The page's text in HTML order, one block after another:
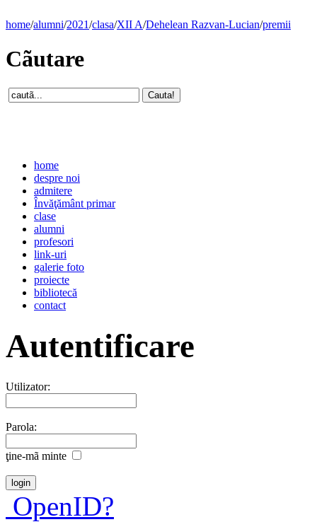
home/alumni/2021/clasa/XII A/Dehelean Razvan-Lucian/premii
Cãutare
home
despre noi
admitere
Învăţământ primar
clase
alumni
profesori
link-uri
galerie foto
proiecte
bibliotecă
contact
Autentificare
Utilizator:
Parola:
ţine-mã minte
OpenID?